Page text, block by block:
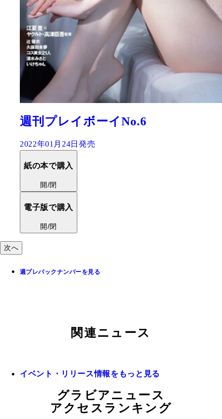
週刊プレイボーイNo.6 アザージ
次へ
週プレバックナンバーを見る
関連ニュース
イベント・リリース情報をもっと見る
グラビアニュース
アクセスランキング